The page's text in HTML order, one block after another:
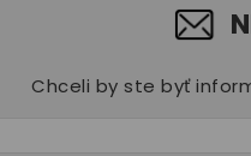
Chceli by ste byť